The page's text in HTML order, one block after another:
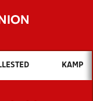
vil du søge efter?
OG NYHEDER
KAMP